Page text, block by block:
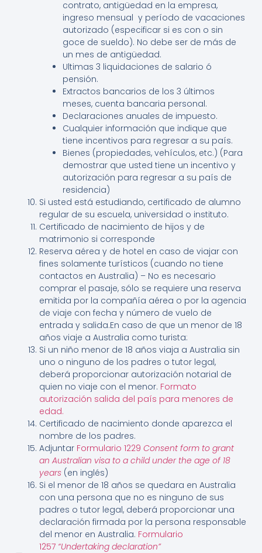
contrato, antigüedad en la empresa,
ingreso mensual y período de vacaciones
autorizado (especificar si es con o sin
goce de sueldo). No debe ser de más de
un mes de antigüedad.
Ultimas 3 liquidaciones de salario ó
pensión.
Extractos bancarios de los 3 últimos
meses, cuenta bancaria personal.
Declaraciones anuales de impuesto.
Cualquier información que indique que
tiene incentivos para regresar a su país.
Bienes (propiedades, vehículos, etc.) (Para
demostrar que usted tiene un incentivo y
autorización para regresar a su país de
residencia)
Si usted está estudiando, certificado de alumno
regular de su escuela, universidad o instituto.
Certificado de nacimiento de hijos y de
matrimonio si corresponde
Reserva aérea y de hotel en caso de viajar con
fines solamente turísticos (cuando no tiene
contactos en Australia) – No es necesario
comprar el pasaje, sólo se requiere una reserva
emitida por la compañía aérea o por la agencia
de viaje con fecha y número de vuelo de
entrada y salida.En caso de que un menor de 18
años viaje a Australia como turista:
Si un niño menor de 18 años viaja a Australia sin
uno o ninguno de los padres o tutor legal,
deberá proporcionar autorización notarial de
quien no viaje con el menor. Formato
autorización salida del país para menores de
edad.
Certificado de nacimiento donde aparezca el
nombre de los padres.
Adjuntar Formulario 1229 Consent form to grant
an Australian visa to a child under the age of 18
years(en inglés)
Si el menor de 18 años se quedara en Australia
con una persona que no es ninguno de sus
padres o tutor legal, deberá proporcionar una
declaración firmada por la persona responsable
del menor en Australia. Formulario
1257 “Undertaking declaration”